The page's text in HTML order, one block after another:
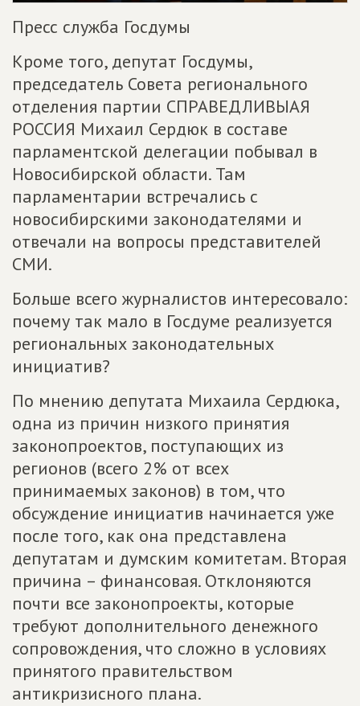
Пресс служба Госдумы
Кроме того, депутат Госдумы,
председатель Совета регионального
отделения партии СПРАВЕДЛИВЫАЯ
РОССИЯ Михаил Сердюк в составе
парламентской делегации побывал в
Новосибирской области. Там
парламентарии встречались с
новосибирскими законодателями и
отвечали на вопросы представителей
СМИ.
Больше всего журналистов интересовало:
почему так мало в Госдуме реализуется
региональных законодательных
инициатив?
По мнению депутата Михаила Сердюка,
одна из причин низкого принятия
законопроектов, поступающих из
регионов (всего 2% от всех
принимаемых законов) в том, что
обсуждение инициатив начинается уже
после того, как она представлена
депутатам и думским комитетам. Вторая
причина – финансовая. Отклоняются
почти все законопроекты, которые
требуют дополнительного денежного
сопровождения, что сложно в условиях
принятого правительством
антикризисного плана.